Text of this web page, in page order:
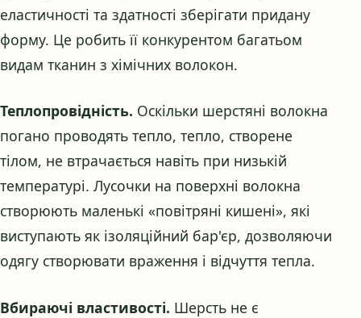
еластичності та здатності зберігати придану
форму. Це робить її конкурентом багатьом
видам тканин з хімічних волокон.
Теплопровідність. Оскільки шерстяні волокна
погано проводять тепло, тепло, створене
тілом, не втрачається навіть при низькій
температурі. Лусочки на поверхні волокна
створюють маленькі «повітряні кишені», які
виступають як ізоляційний бар'єр, дозволяючи
одягу створювати враження і відчуття тепла.
Вбираючі властивості. Шерсть не є